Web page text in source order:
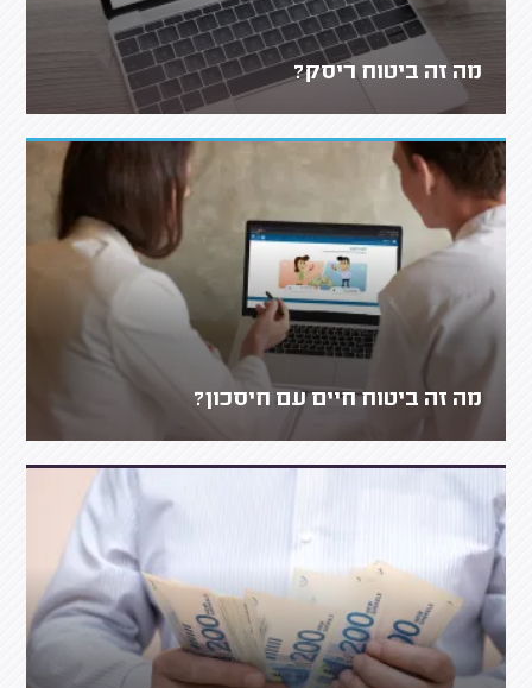
מה זה ביטוח ריסק?
מה זה ביטוח חיים עם חיסכון?